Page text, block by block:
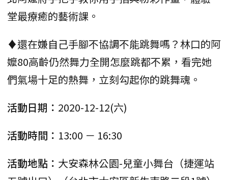
堂最療癒的藝術課。
♦還在嫌自己手腳不協調不能跳舞嗎？林口的阿
嬤80高齡仍然舞力全開怎麼跳都不累，看完她
們氣場十足的熱舞，立刻勾起你的跳舞魂。
活動日期： 2020-12-12(六)
活動時間： 13:00 － 16:30
活動地點： 大安森林公園-兒童小舞台（捷運站